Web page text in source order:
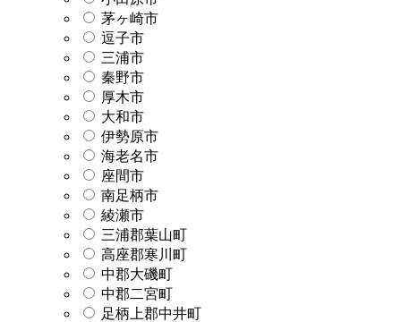
茅ヶ崎市
逗子市
三浦市
秦野市
厚木市
大和市
伊勢原市
海老名市
座間市
南足柄市
綾瀬市
三浦郡葉山町
高座郡寒川町
中郡大磯町
中郡二宮町
足柄上郡中井町